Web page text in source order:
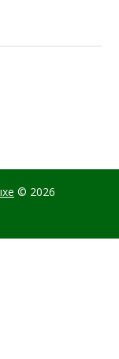
© 2026